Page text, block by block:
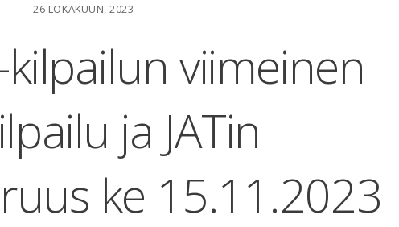
26 LOKAKUUN, 2023
viimeinen
ja JATin
ke 15.11.2023